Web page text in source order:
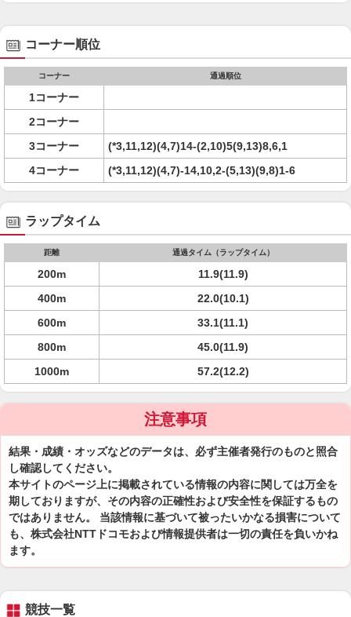
コーナー順位
コーナー 通過順位
1コーナー
2コーナー
3コーナー
(*3,11,12)(4,7)14-(2,10)5(9,13)8,6,1
4コーナー
(*3,11,12)(4,7)-14,10,2-(5,13)(9,8)1-6
ラップタイム
距離 通過タイム（ラップタイム）
200m
11.9(11.9)
400m
22.0(10.1)
600m
33.1(11.1)
800m
45.0(11.9)
1000m
57.2(12.2)
注意事項
結果・成績・オッズなどのデータは、必ず主催者発行のものと照合
し確認してください。
本サイトのページ上に掲載されている情報の内容に関しては万全を
期しておりますが、その内容の正確性および安全性を保証するもの
ではありません。 当該情報に基づいて被ったいかなる損害について
も、株式会社NTTドコモおよび情報提供者は一切の責任を負いかね
ます。
競技一覧